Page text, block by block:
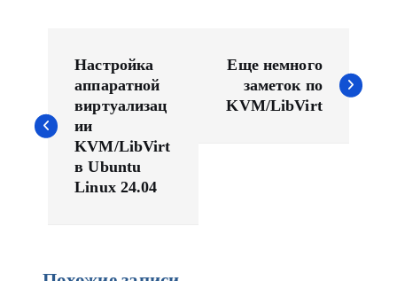
и
г
Настройка
аппаратной
виртуализац
ии
KVM/LibVirt
в Ubuntu
Linux 24.04
Еще немного
заметок по
KVM/LibVirt